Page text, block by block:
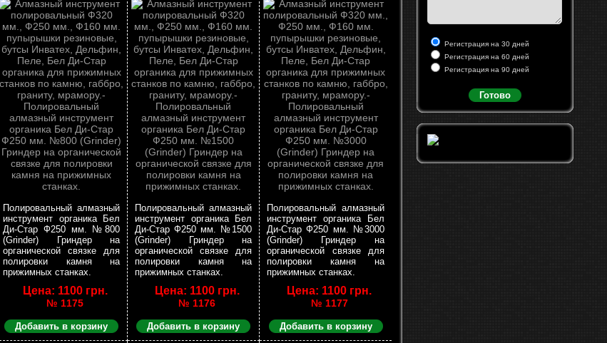
Полировальный алмазный
инструмент органика Бел
Ди-Стар Ф250 мм. №800
(Grinder) Гриндер на
органической связке для
полировки камня на
прижимных станках.
Цена: 1100 грн.
№ 1175
Добавить в корзину
Полировальный алмазный
инструмент органика Бел
Ди-Стар Ф250 мм. №1500
(Grinder) Гриндер на
органической связке для
полировки камня на
прижимных станках.
Цена: 1100 грн.
№ 1176
Добавить в корзину
Полировальный алмазный
инструмент органика Бел
Ди-Стар Ф250 мм. №3000
(Grinder) Гриндер на
органической связке для
полировки камня на
прижимных станках.
Цена: 1100 грн.
№ 1177
Добавить в корзину
Регистрация на 30 дней
Регистрация на 60 дней
Регистрация на 90 дней
Готово